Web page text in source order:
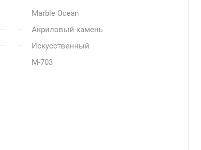
Marble Ocean
Акриловый камень
Искусственный
M-703